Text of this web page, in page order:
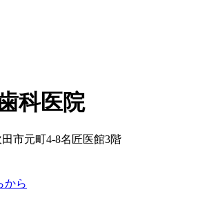
科医院
市元町4-8名匠医館3階
から